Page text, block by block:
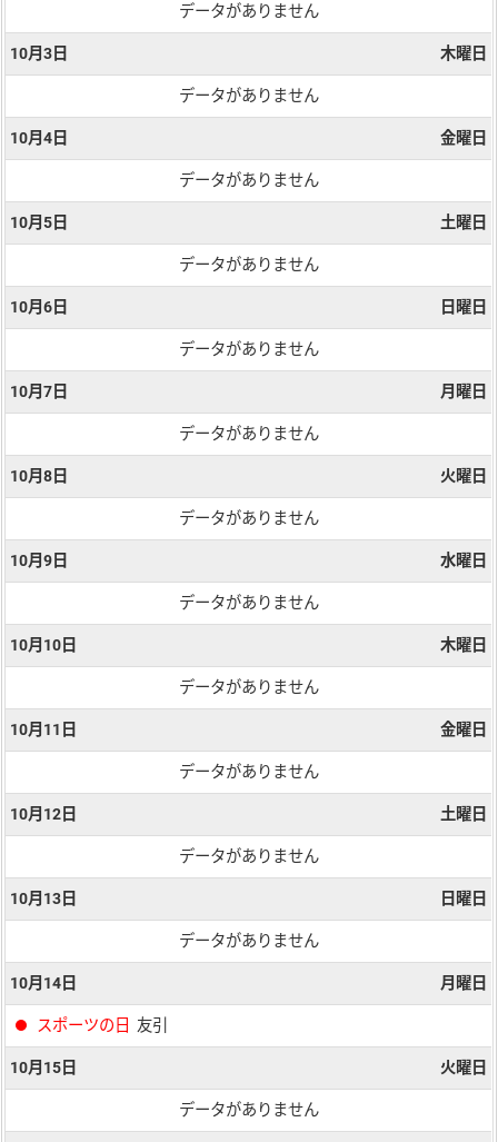
データがありません
10月3日 木曜日
データがありません
10月4日 金曜日
データがありません
10月5日 土曜日
データがありません
10月6日 日曜日
データがありません
10月7日 月曜日
データがありません
10月8日 火曜日
データがありません
10月9日 水曜日
データがありません
10月10日 木曜日
データがありません
10月11日 金曜日
データがありません
10月12日 土曜日
データがありません
10月13日 日曜日
データがありません
10月14日 月曜日
スポーツの日 友引
10月15日 火曜日
データがありません